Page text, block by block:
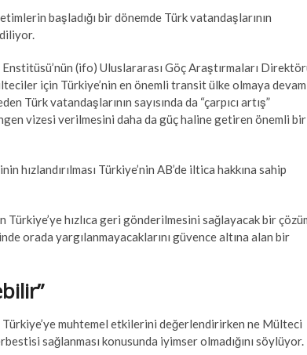
başladığı bir dönemde Türk vatandaşlarının
(ifo) Uluslararası Göç Araştırmaları
için Türkiye’nin en önemli transit ülke olmaya devam
Türk vatandaşlarının sayısında da “çarpıcı artış”
vizesi verilmesini daha da güç haline getiren önemli bir
hızlandırılması Türkiye’nin AB’de iltica hakkına sahip
hızlıca geri gönderilmesini sağlayacak bir
orada yargılanmayacaklarını güvence altına alan bir
muhtemel etkilerini değerlendirirken ne Mülteci
sağlanması konusunda iyimser olmadığını söylüyor.